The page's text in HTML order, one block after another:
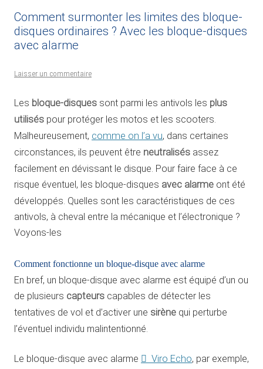
Comment surmonter les limites des bloque-
disques ordinaires ? Avec les bloque-disques
avec alarme
Laisser un commentaire
Les bloque-disques sont parmi les antivols les plus
utilisés pour protéger les motos et les scooters.
Malheureusement, comme on l’a vu, dans certaines
circonstances, ils peuvent être neutralisés assez
facilement en dévissant le disque. Pour faire face à ce
risque éventuel, les bloque-disques avec alarme ont été
développés. Quelles sont les caractéristiques de ces
antivols, à cheval entre la mécanique et l’électronique ?
Voyons-les
Comment fonctionne un bloque-disque avec alarme
En bref, un bloque-disque avec alarme est équipé d’un ou
de plusieurs capteurs capables de détecter les
tentatives de vol et d’activer une sirène qui perturbe
l’éventuel individu malintentionné.
Le bloque-disque avec alarme Viro Echo, par exemple,